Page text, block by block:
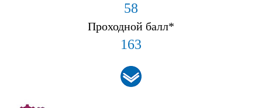
58
Проходной балл*
163